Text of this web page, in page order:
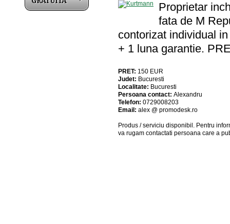
Proprietar
fata de M
contorizat individual
+ 1 luna garantie.
PRET: 150 EUR
Judet: Bucuresti
Localitate: Bucuresti
Persoana contact: Alexandru
Telefon: 0729008203
Email: alex @ promodesk.ro
Produs / serviciu disponibil . Pentru
va rugam contactati persoana care a